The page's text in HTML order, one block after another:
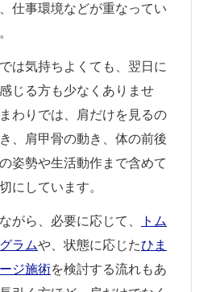
仕事環境などが重なってい
は気持ちよくても、翌日に
じる方も少なくありませ
わりでは、肩だけを見るの
、肩甲骨の動き、体の前後
姿勢や生活動作まで含めて
にしています。
がら、必要に応じて、
トム
ラムや、状態に応じたひま
ジ施術を検討する流れもあ